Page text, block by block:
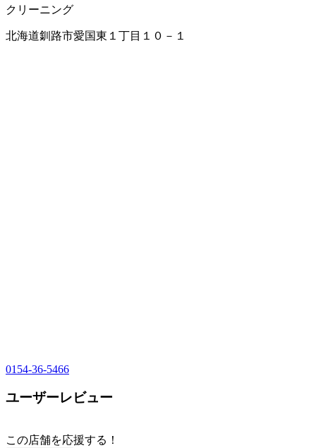
クリーニング
北海道釧路市愛国東１丁目１０－１
0154-36-5466
ユーザーレビュー
この店舗を応援する！